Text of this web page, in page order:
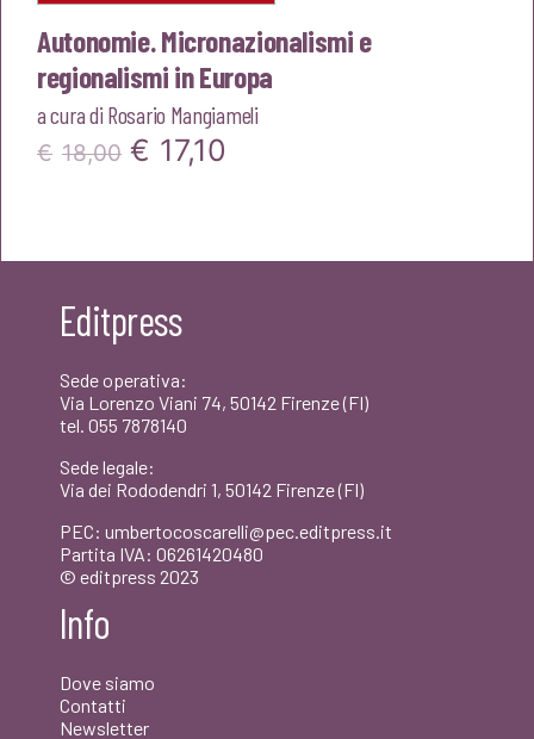
Autonomie. Micronazionalismi e
regionalismi in Europa
a cura di Rosario Mangiameli
€ 18,00 Il
€18,00.
€ 17,10
Editpress
Sede operativa:
Via Lorenzo Viani 74, 50142 Firenze (FI)
tel. 055 7878140
Sede legale:
Via dei Rododendri 1, 50142 Firenze (FI)
PEC: umbertocoscarelli@pec.editpress.it
Partita IVA: 06261420480
© editpress 2023
Info
Dove siamo
Contatti
Newsletter